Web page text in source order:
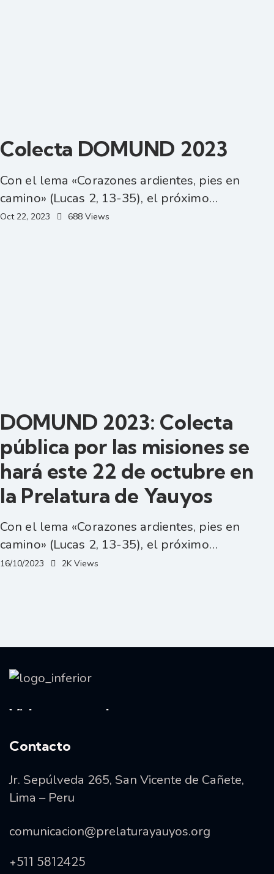
Colecta DOMUND 2023
Con el lema «Corazones ardientes, pies en
camino» (Lucas 2, 13-35), el próximo…
Oct 22, 2023 688 Views
DOMUND 2023: Colecta
pública por las misiones se
hará este 22 de octubre en
la Prelatura de Yauyos
Con el lema «Corazones ardientes, pies en
camino» (Lucas 2, 13-35), el próximo…
16/10/2023 2K Views
Vida consagrada
Contacto
Jr. Sepúlveda 265, San Vicente de Cañete,
Lima – Peru
comunicacion@prelaturayauyos.org
+511 5812425